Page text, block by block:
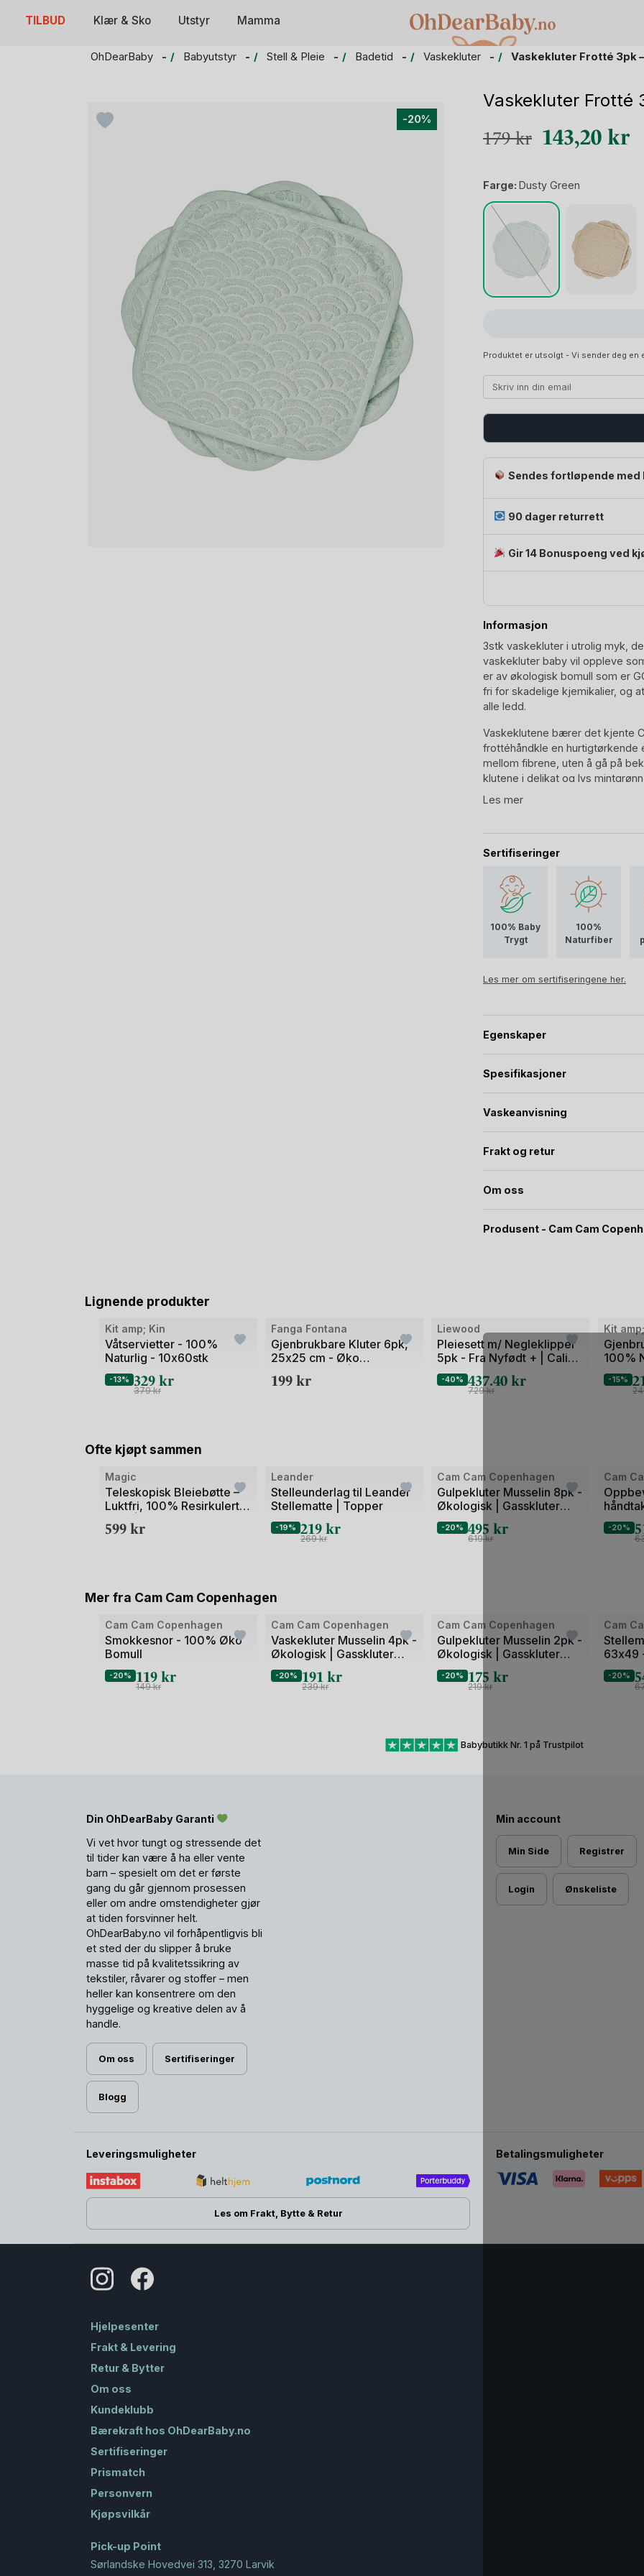
TILBUD Klær & Sko Utstyr Mamma
OhDearBaby Babyutstyr Stell & Pleie Badetid Vaskekluter Vaskekluter Frotté 3pk
-20%
Vaskekluter Frotté
179kr Opprinnelig
var:
179 kr.
143,20kr
Farge: Dusty Green
Produktet er utsolgt - Vi sender deg en
Sendes fortløpende med
90 dager returrett
Gir 14 Bonuspoeng ved
Informasjon
3stk vaskekluter i utrolig myk,
vaskekluter baby vil oppleve
er av økologisk bomull som er
fri for skadelige kjemikalier, og
alle ledd.
Vaskeklutene bærer det kjente
frottéhåndkle en hurtigtørkende
mellom fibrene, uten å gå på
klutene i delikat og lys
Cam Cam Copenhagen
Les mer
Sertifiseringer
100% Baby
Trygt
100%
Naturfiber
Les mer om sertifiseringene her.
Egenskaper
Spesifikasjoner
Vaskeanvisning
Frakt og retur
Om oss
Produsent - Cam Cam
Lignende produkter
Kit amp; Kin
Våtservietter - 100%
Naturlig - 10x60stk
-13% 329kr
379kr
Fanga Fontana
Gjenbrukbare Kluter 6pk,
25x25 cm - Øko
Terry Cloth GOTS
199kr
Liewood
Pleiesett m/ Negleklipper
5pk - Fra Nyfødt + | Calista
Baby Nursery Kit
-40% 437.40kr
729kr
Kit
100%
Baby
-15%
Ofte kjøpt sammen
Magic
Teleskopisk Bleiebøtte –
Luktfri, 100% Resirkulert
Plast | Heka M
599kr
Leander
Stelleunderlag til Leander
Stellematte | Topper
-19% 219kr
269kr
Cam Cam Copenhagen
Gulpekluter Musselin 8pk -
Økologisk | Gasskluter
70x70
-20% 495kr
619kr
Cam
-20%
Mer fra Cam Cam Copenhagen
Cam Cam Copenhagen
Smokkesnor - 100% Øko
Bomull
-20% 119kr
149kr
Cam Cam Copenhagen
Vaskekluter Musselin 4pk -
Økologisk | Gasskluter
30x30
-20% 191kr
239kr
Cam Cam Copenhagen
Gulpekluter Musselin 2pk -
Økologisk | Gasskluter
70x70
-20% 175kr
219kr
Cam
63x49
-20%
Babybutikk Nr. 1 på Trustpilot
Din OhDearBaby Garanti
Vi vet hvor tungt og stressende det
til tider kan være å ha eller vente
barn – spesielt om det er første
gang du går gjennom prosessen
eller om andre omstendigheter gjør
at tiden forsvinner helt.
OhDearBaby.no vil forhåpentligvis bli
et sted der du slipper å bruke
masse tid på kvalitetssikring av
tekstiler, råvarer og stoffer – men
heller kan konsentrere om den
hyggelige og kreative delen av å
handle.
Om oss Sertifiseringer
Blogg
Min account
Min Side Registrer
Login Ønskeliste
Leveringsmuligheter
Les om Frakt, Bytte & Retur
Betalingsmuligheter
Hjelpesenter
Frakt & Levering
Retur & Bytter
Om oss
Kundeklubb
Bærekraft hos OhDearBaby.no
Sertifiseringer
Prismatch
Personvern
Kjøpsvilkår
Pick-up Point
Sørlandske Hovedvei 313, 3270 Larvik